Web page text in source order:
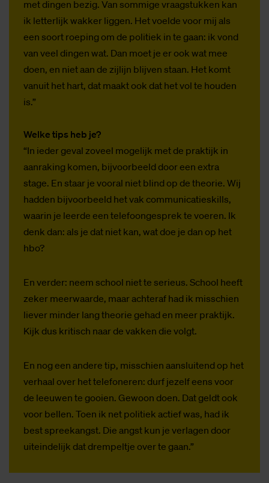
met dingen bezig. Van sommige vraagstukken kan
ik letterlijk wakker liggen. Het voelde voor mij als
een soort roeping om de politiek in te gaan: ik vond
van veel dingen wat. Dan moet je er ook wat mee
doen, en niet aan de zijlijn blijven staan. Het komt
vanuit het hart, dat maakt ook dat het vol te houden
is.”
Welke tips heb je?
“In ieder geval zoveel mogelijk met de praktijk in
aanraking komen, bijvoorbeeld door een extra
stage. En staar je vooral niet blind op de theorie. Wij
hadden bijvoorbeeld het vak communicatieskills,
waarin je leerde een telefoongesprek te voeren. Ik
denk dan: als je dat niet kan, wat doe je dan op het
hbo?
En verder: neem school niet te serieus. School heeft
zeker meerwaarde, maar achteraf had ik misschien
liever minder lang theorie gehad en meer praktijk.
Kijk dus kritisch naar de vakken die volgt.
En nog een andere tip, misschien aansluitend op het
verhaal over het telefoneren: durf jezelf eens voor
de leeuwen te gooien. Gewoon doen. Dat geldt ook
voor bellen. Toen ik net politiek actief was, had ik
best spreekangst. Die angst kun je verlagen door
uiteindelijk dat drempeltje over te gaan.”